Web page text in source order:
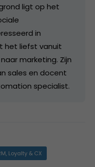
ligt op het
in
het liefst vanuit
marketing. Zijn
sales en docent
specialist.
Loyalty & CX